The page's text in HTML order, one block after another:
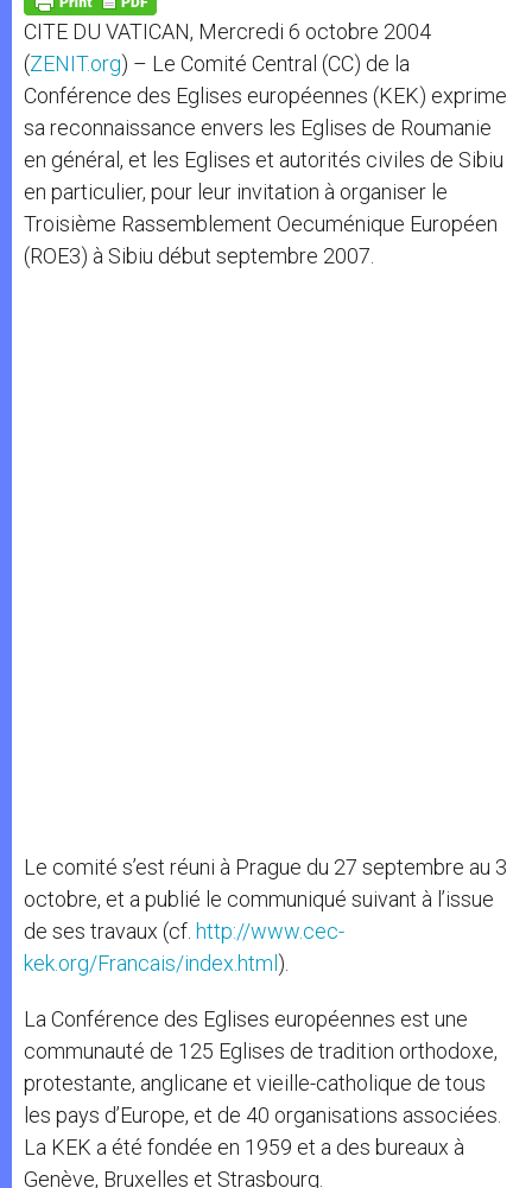
p e
r
k
CITE DU VATICAN, Mercredi 6 octobre 2004
(ZENIT.org) – Le Comité Central (CC) de la
Conférence des Eglises européennes (KEK) exprime
sa reconnaissance envers les Eglises de Roumanie
en général, et les Eglises et autorités civiles de Sibiu
en particulier, pour leur invitation à organiser le
Troisième Rassemblement Oecuménique Européen
(ROE3) à Sibiu début septembre 2007.
Le comité s’est réuni à Prague du 27 septembre au 3
octobre, et a publié le communiqué suivant à l’issue
de ses travaux (cf. http://www.cec-
kek.org/Francais/index.html ).
La Conférence des Eglises européennes est une
communauté de 125 Eglises de tradition orthodoxe,
protestante, anglicane et vieille-catholique de tous
les pays d’Europe, et de 40 organisations associées.
La KEK a été fondée en 1959 et a des bureaux à
Genève, Bruxelles et Strasbourg.